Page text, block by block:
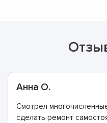
Анна О.
Смотрел
сделать ремонт